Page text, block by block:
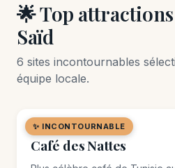
🌟 Top
Saïd
6 sites incontournables
équipe locale.
✨ INCONTOURNABLE
🏛️ MONUMENT
Café des Nattes